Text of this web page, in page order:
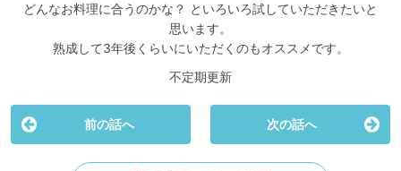
どんなお料理に合うのかな？ といろいろ試していただきたいと
思います。
熟成して3年後くらいにいただくのもオススメです。
不定期更新
前の話へ 次の話へ